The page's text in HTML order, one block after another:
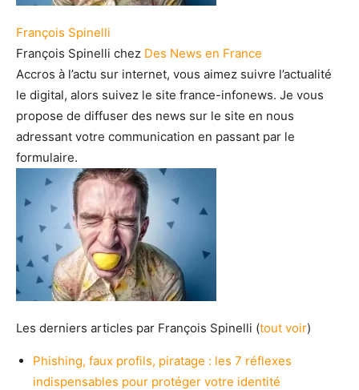
François Spinelli
François Spinelli chez Des News en France
Accros à l’actu sur internet, vous aimez suivre l’actualité
le digital, alors suivez le site france-infonews. Je vous
propose de diffuser des news sur le site en nous
adressant votre communication en passant par le
formulaire.
Les derniers articles par François Spinelli (tout voir)
Phishing, faux profils, piratage : les 7 réflexes
indispensables pour protéger votre identité